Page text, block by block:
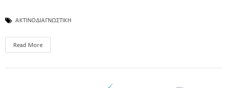
ΑΚΤΙΝΟΔΙΑΓΝΩΣΤΙΚΗ
Read More